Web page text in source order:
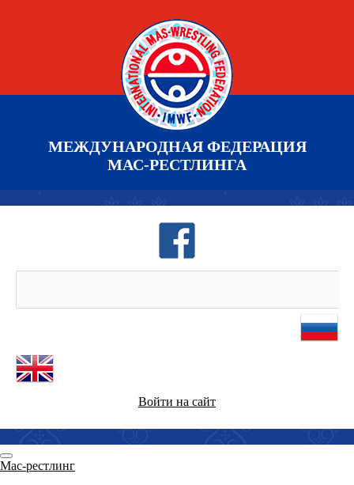
МЕЖДУНАРОДНАЯ ФЕДЕРАЦИЯ
МАС-РЕСТЛИНГА
Войти на сайт
Мас-рестлинг